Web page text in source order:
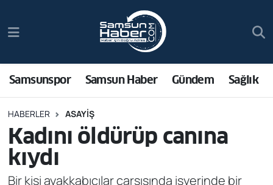
Samsunspor Samsun Haber Gündem Sağlık
HABERLER ASAYIŞ
Kadını öldürüp canına
kıydı
Bir kişi ayakkabıcılar çarşısında işyerinde bir
Samsun Haber
Sağlık
Asayiş
Bilim ve Teknoloji
Trafik Durumu
Süper Lig Puan Durumu ve Fikstür
Tüm Manşetler
Son Dakika Haberleri